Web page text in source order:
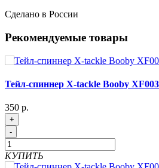
Сделано в России
Рекомендуемые товары
Тейл-спиннер X-tackle Booby
350 р.
+
-
КУПИТЬ